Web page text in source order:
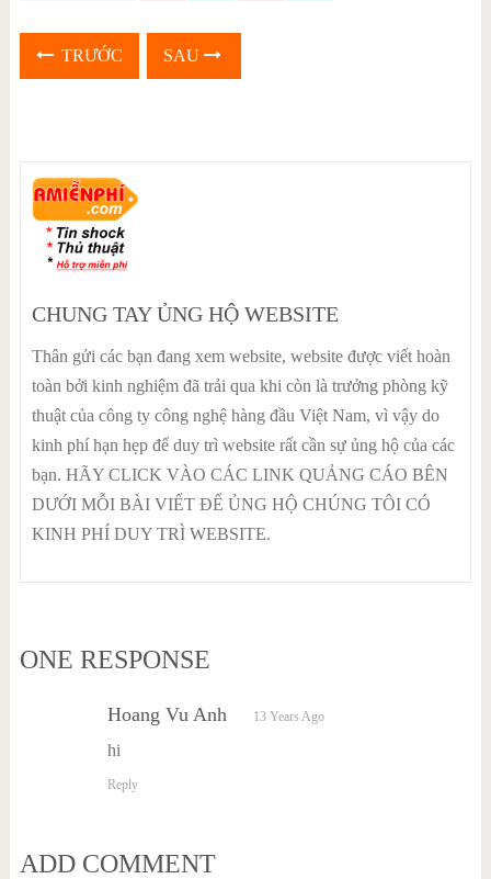
TRƯỚC SAU
CHUNG TAY ỦNG HỘ WEBSITE
Thân gửi các bạn đang xem website, website được viết hoàn
toàn bởi kinh nghiệm đã trải qua khi còn là trưởng phòng kỹ
thuật của công ty công nghệ hàng đầu Việt Nam, vì vậy do
kinh phí hạn hẹp để duy trì website rất cần sự ủng hộ của các
bạn. HÃY CLICK VÀO CÁC LINK QUẢNG CÁO BÊN
DƯỚI MỖI BÀI VIẾT ĐỂ ỦNG HỘ CHÚNG TÔI CÓ
KINH PHÍ DUY TRÌ WEBSITE.
ONE RESPONSE
Hoang Vu Anh 13 Years Ago
hi
Reply
ADD COMMENT